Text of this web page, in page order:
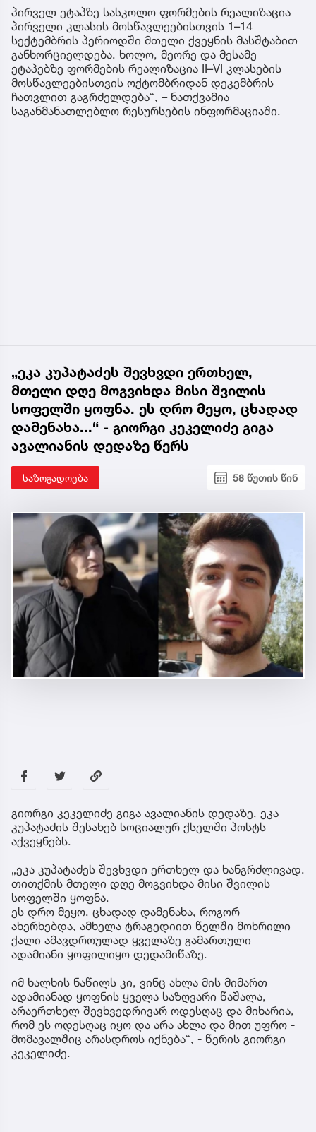
პირველ ეტაპზე სასკოლო ფორმების რეალიზაცია
პირველი კლასის მოსწავლეებისთვის 1–14
სექტემბრის პერიოდში მთელი ქვეყნის მასშტაბით
განხორციელდება. ხოლო, მეორე და მესამე
ეტაპებზე ფორმების რეალიზაცია II–VI კლასების
მოსწავლეებისთვის ოქტომბრიდან დეკემბრის
ჩათვლით გაგრძელდება“, – ნათქვამია
საგანმანათლებლო რესურსების ინფორმაციაში.
„ეკა კუპატაძეს შევხვდი ერთხელ,
მთელი დღე მოგვიხდა მისი შვილის
სოფელში ყოფნა. ეს დრო მეყო, ცხადად
დამენახა...“ - გიორგი კეკელიძე გიგა
ავალიანის დედაზე წერს
საზოგადოება 58 წუთის წინ
გიორგი კეკელიძე გიგა ავალიანის დედაზე, ეკა
კუპატაძის შესახებ სოციალურ ქსელში პოსტს
აქვეყნებს.
„ეკა კუპატაძეს შევხვდი ერთხელ და ხანგრძლივად.
თითქმის მთელი დღე მოგვიხდა მისი შვილის
სოფელში ყოფნა.
ეს დრო მეყო, ცხადად დამენახა, როგორ
ახერხებდა, ამხელა ტრაგედიით წელში მოხრილი
ქალი ამავდროულად ყველაზე გამართული
ადამიანი ყოფილიყო დედამიწაზე.
იმ ხალხის ნაწილს კი, ვინც ახლა მის მიმართ
ადამიანად ყოფნის ყველა საზღვარი წაშალა,
არაერთხელ შევხვედრივარ ოდესღაც და მიხარია,
რომ ეს ოდესღაც იყო და არა ახლა და მით უფრო -
მომავალშიც არასდროს იქნება“, - წერის გიორგი
კეკელიძე.